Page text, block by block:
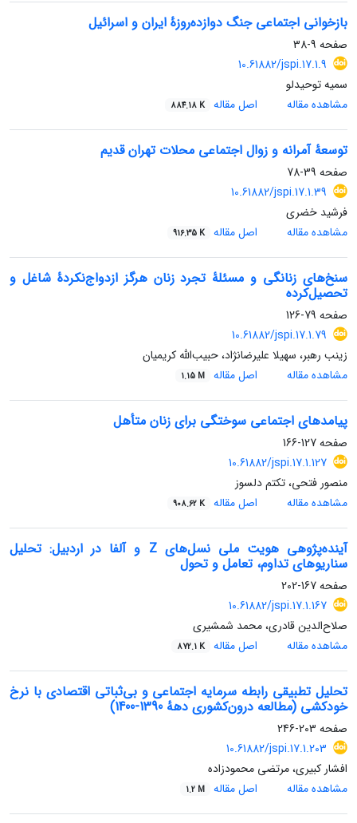
بازخوانی اجتماعی جنگ دوازده‌روزۀ ایران و اسرائیل
صفحه 9-38
‎ ‎ 10.61882/jspi.17.1.9
سمیه توحیدلو
مشاهده مقاله
اصل مقاله 884.18 K
توسعۀ آمرانه و زوال اجتماعی محلات تهران قدیم
صفحه 39-78
‎ ‎ 10.61882/jspi.17.1.39
فرشید خضری
مشاهده مقاله
اصل مقاله 916.35 K
سنخ‌های زنانگی و مسئلۀ تجرد زنان هرگز ازدواج‌نکردۀ شاغل و
تحصیل‌کرده
صفحه 79-126
10.61882/jspi.17.1.79
زینب رهبر، سهیلا علیرضانژاد، حبیب‌الله کریمیان
مشاهده مقاله
اصل مقاله 1.15 M
پیامدهای اجتماعی سوختگی برای زنان متأهل
صفحه127-166
10.61882/jspi.17.1.127
منصور فتحی، تکتم دلسوز
مشاهده مقاله
اصل مقاله 908.62 K
آینده‌پژوهی هویت ملی نسل‌های Z و آلفا در اردبیل: تحلیل
سناریوهای تداوم، تعامل و تحول
صفحه167-202
10.61882/jspi.17.1.167
صلاح‌الدین قادری، محمد شمشیری
مشاهده مقاله
اصل مقاله 872.1 K
تحلیل تطبیقی رابطه سرمایه اجتماعی و بی‌ثباتی اقتصادی با نرخ
خودکشی (مطالعه درون‌کشوری دههٔ 1390-1400)
صفحه 203-246
10.61882/jspi.17.1.203
افشار کبیری، مرتضی محمودزاده
مشاهده مقاله
اصل مقاله 1.2 M